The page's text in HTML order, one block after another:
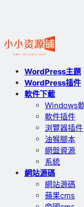
WordPress主題
WordPress插件
軟件下載
Windows
軟件插件
浏覽器插件
油猴腳本
網盤資源
系統
網站源碼
網站源碼
蘋果cms